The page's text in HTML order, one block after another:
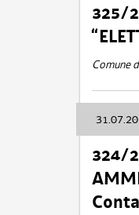
325/
Comune
324/